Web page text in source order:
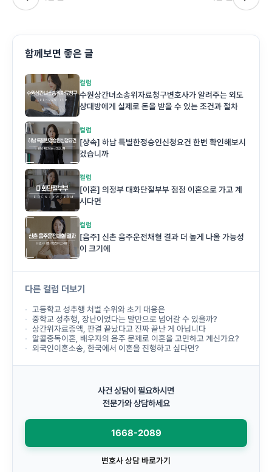
함께보면 좋은 글
컬럼
수원상간녀소송위자료청구변호사가 알려주는 외도
상대방에게 실제로 돈을 받을 수 있는 조건과 절차
컬럼
[상속] 하남 특별한정승인신청요건 한번 확인해보시
겠습니까
컬럼
[이혼] 의정부 대화단절부부 점점 이혼으로 가고 계
시다면
컬럼
[음주] 신촌 음주운전채혈 결과 더 높게 나올 가능성
이 크기에
다른 컬럼 더보기
고등학교 성추행 처벌 수위와 초기 대응은
중학교 성추행, 장난이었다는 말만으로 넘어갈 수 있을까?
상간위자료증액, 판결 끝났다고 진짜 끝난 게 아닙니다
알콜중독이혼, 배우자의 음주 문제로 이혼을 고민하고 계신가요?
외국인이혼소송, 한국에서 이혼을 진행하고 싶다면?
사건 상담이 필요하시면
전문가와 상담하세요
1668-2089
변호사 상담 바로가기